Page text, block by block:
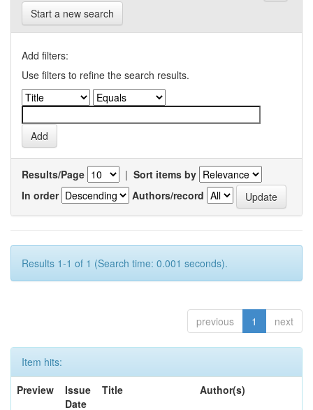
Start a new search
Add filters:
Use filters to refine the search results.
Results/Page | Sort items by
In order
Authors/record
Results 1-1 of 1 (Search time: 0.001 seconds).
previous 1 next
Item hits:
Preview
Issue
Date
Title Author(s)